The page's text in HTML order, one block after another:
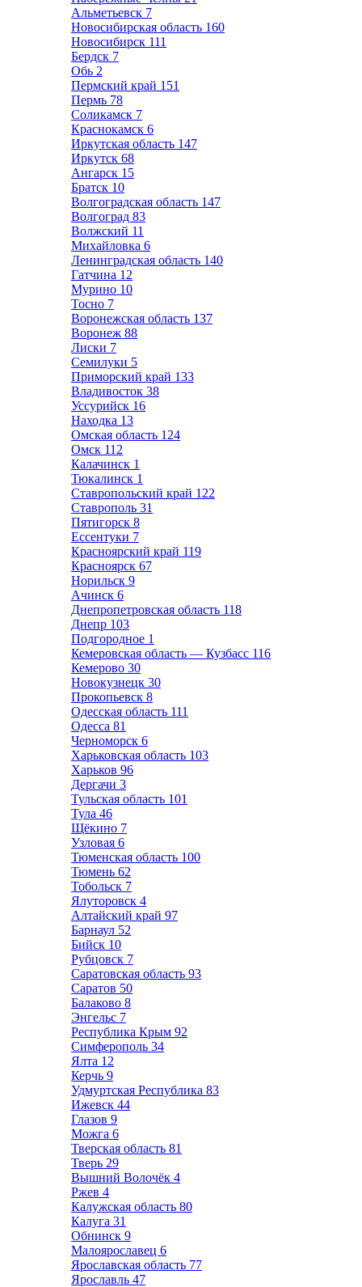
Альметьевск 7
Новосибирская область 160
Новосибирск 111
Бердск 7
Обь 2
Пермский край 151
Пермь 78
Соликамск 7
Краснокамск 6
Иркутская область 147
Иркутск 68
Ангарск 15
Братск 10
Волгоградская область 147
Волгоград 83
Волжский 11
Михайловка 6
Ленинградская область 140
Гатчина 12
Мурино 10
Тосно 7
Воронежская область 137
Воронеж 88
Лиски 7
Семилуки 5
Приморский край 133
Владивосток 38
Уссурийск 16
Находка 13
Омская область 124
Омск 112
Калачинск 1
Тюкалинск 1
Ставропольский край 122
Ставрополь 31
Пятигорск 8
Ессентуки 7
Красноярский край 119
Красноярск 67
Норильск 9
Ачинск 6
Днепропетровская область 118
Днепр 103
Подгородное 1
Кемеровская область — Кузбасс 116
Кемерово 30
Новокузнецк 30
Прокопьевск 8
Одесская область 111
Одесса 81
Черноморск 6
Харьковская область 103
Харьков 96
Дергачи 3
Тульская область 101
Тула 46
Щёкино 7
Узловая 6
Тюменская область 100
Тюмень 62
Тобольск 7
Ялуторовск 4
Алтайский край 97
Барнаул 52
Бийск 10
Рубцовск 7
Саратовская область 93
Саратов 50
Балаково 8
Энгельс 7
Республика Крым 92
Симферополь 34
Ялта 12
Керчь 9
Удмуртская Республика 83
Ижевск 44
Глазов 9
Можга 6
Тверская область 81
Тверь 29
Вышний Волочёк 4
Ржев 4
Калужская область 80
Калуга 31
Обнинск 9
Малоярославец 6
Ярославская область 77
Ярославль 47